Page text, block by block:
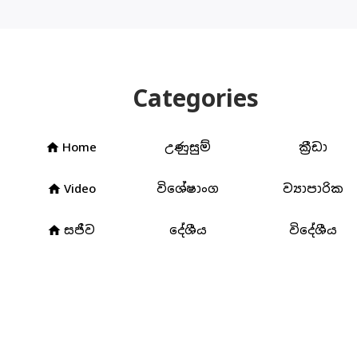
Categories
home Home උණුසුම් ක්‍රීඩා
home Video විශේෂාංග ව්‍යාපාරික
home සජීව දේශීය විදේශීය